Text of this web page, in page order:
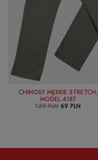
SELECT OPTIONS
CHINOSY MĘSKIE STRETCH,
MODEL 4187
129PLN 69 PLN